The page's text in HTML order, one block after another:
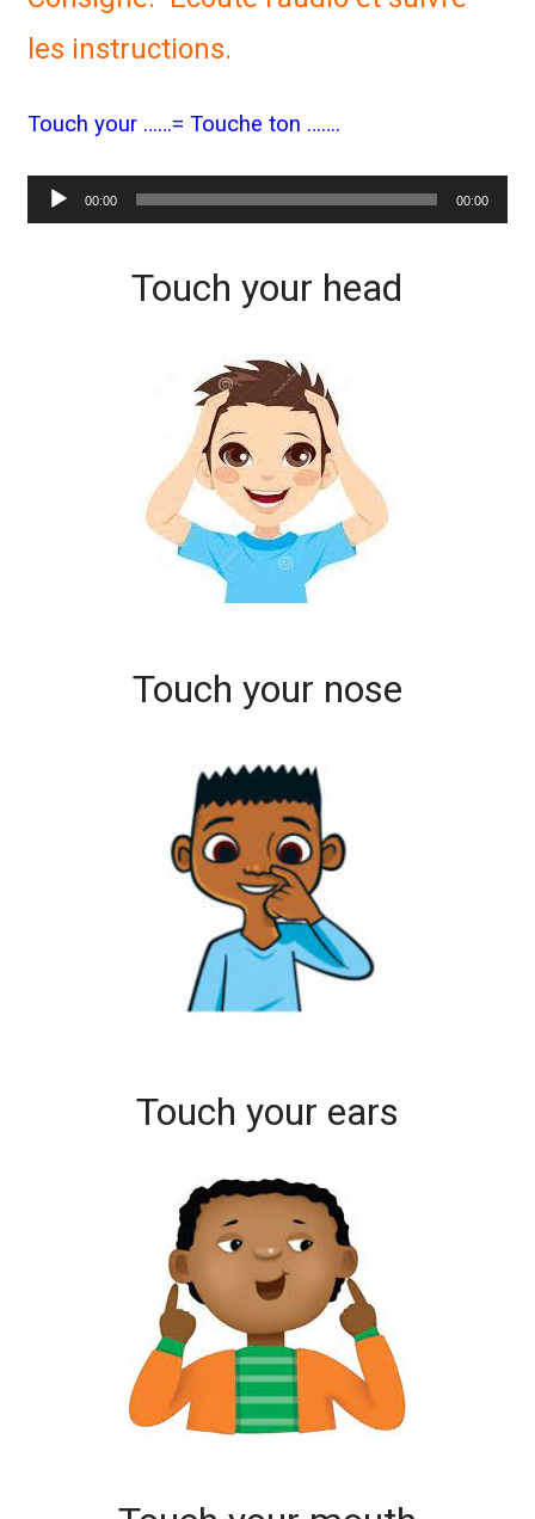
les instructions.
Touch your ……= Touche ton …….
Lecteur
audio
00:00 00:00
Touch your head
Touch your nose
Touch your ears